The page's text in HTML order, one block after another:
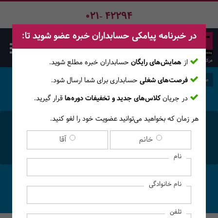
021- 42294
آموزش کامل و کاربردی نحوه
تهیه لیست حقوق و دستمزد
صفحه اصلی وبلاگ
در خبرنامه پیامکی حسابداران خبره عضو شوید تا:
از همایش‌های رایگان حسابداران خبره مطلع ‎شوید.
فرصت‌های شغلی حسابداری برای شما ارسال شود.
در جریانکلاس‌های جدید و تخفیفات دوره‌هاقرار گیرید.
هر زمان که بخواهید می‌توانید عضویت خود را لغو کنید.
خانم آقا
نام
نام خانوادگی
تلفن